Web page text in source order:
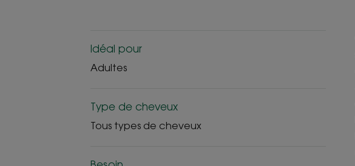
Idéal pour
Adultes
Type de cheveux
Tous types de cheveux